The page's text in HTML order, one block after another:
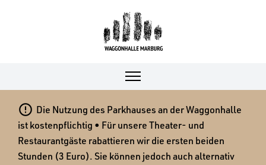
 Die Nutzung des Parkhauses an der Waggonhalle
ist kostenpflichtig • Für unsere Theater- und
Restaurantgäste rabattieren wir die ersten beiden
Stunden (3 Euro). Sie können jedoch auch alternativ